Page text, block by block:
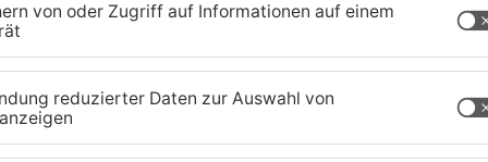
wegen Missbrauchs-Vorwürfen aus den
neue Vorwürfe auf, die sich Ende der 1990er
Die Staatsanwaltschaft betont jedoch
die Unschuldsvermutung für Röper
wird vor dem Amtsgericht in Dieburg